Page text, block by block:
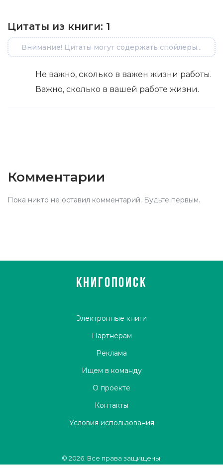
Цитаты из книги: 1
Внимание! Цитаты могут содержать спойлеры...
Не важно, сколько в важен жизни работы.
Важно, сколько в вашей работе жизни.
Комментарии
Пока никто не оставил комментарий. Будьте первым.
КНИГОПОИСК
Электронные книги
Партнёрам
Реклама
Ищем в команду
О проекте
Контакты
Условия использования
© 2026. Все права защищены.